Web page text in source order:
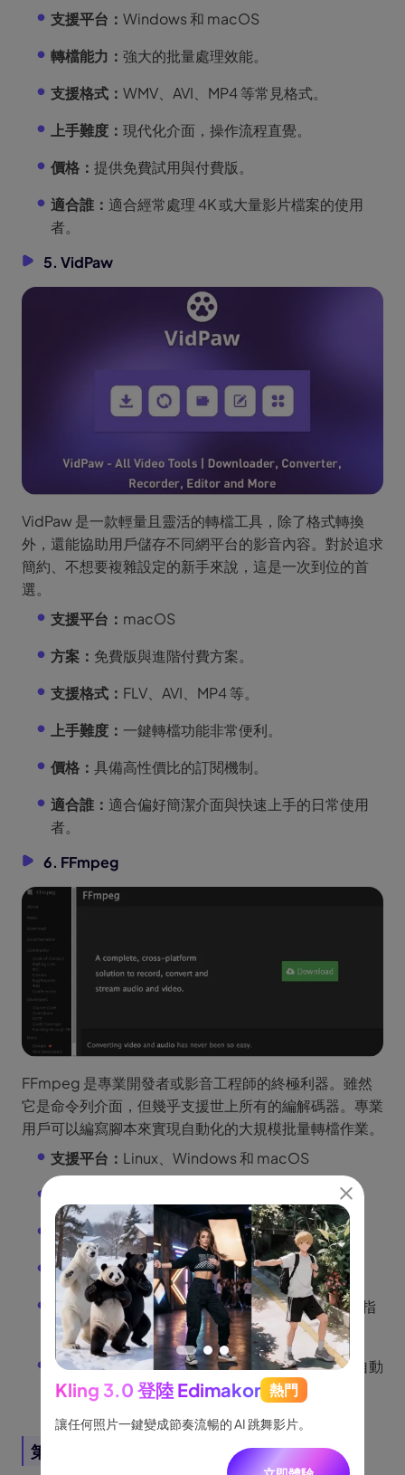
支援平台： Windows 和 macOS
轉檔能力： 強大的批量處理效能。
支援格式： WMV、AVI、MP4 等常見格式。
上手難度： 現代化介面，操作流程直覺。
價格： 提供免費試用與付費版。
適合誰： 適合經常處理 4K 或大量影片檔案的使用
者。
5. VidPaw
VidPaw 是一款輕量且靈活的轉檔工具，除了格式轉換
外，還能協助用戶儲存不同網平台的影音內容。對於追求
簡約、不想要複雜設定的新手來說，這是一次到位的首
選。
支援平台： macOS
方案： 免費版與進階付費方案。
支援格式： FLV、AVI、MP4 等。
上手難度： 一鍵轉檔功能非常便利。
價格： 具備高性價比的訂閱機制。
適合誰： 適合偏好簡潔介面與快速上手的日常使用
者。
6. FFmpeg
FFmpeg 是專業開發者或影音工程師的終極利器。雖然
它是命令列介面，但幾乎支援世上所有的編解碼器。專業
用戶可以編寫腳本來實現自動化的大規模批量轉檔作業。
支援平台： Linux、Windows 和 macOS
支援格式：幾乎無所不包。
自訂功能：適合自動化處理與腳本編寫。
優點/缺點：極致強大，但需要具備一定的程式或指
令知識。
適合誰：適合工程師、影音後製人員，以及需要自動
化批量轉檔的專業用戶。
第 3 部分：MOV 和 MP4 差在哪？
Kling 3.0 登陸 Edimakor 熱門
讓任何照片一鍵變成節奏流暢的 AI 跳舞影片。